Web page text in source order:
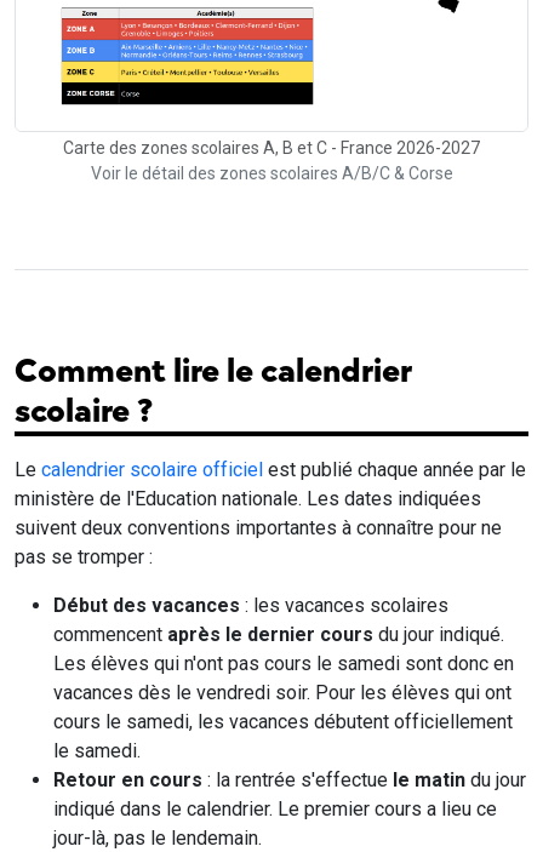
Carte des zones scolaires A, B et C - France 2026-2027
Voir le détail des zones scolaires A/B/C & Corse
Comment lire le calendrier
scolaire ?
Le calendrier scolaire officiel est publié chaque année par le
ministère de l'Education nationale. Les dates indiquées
suivent deux conventions importantes à connaître pour ne
pas se tromper :
Début des vacances : les vacances scolaires
commencent après le dernier cours du jour indiqué.
Les élèves qui n'ont pas cours le samedi sont donc en
vacances dès le vendredi soir. Pour les élèves qui ont
cours le samedi, les vacances débutent officiellement
le samedi.
Retour en cours : la rentrée s'effectue le matin du jour
indiqué dans le calendrier. Le premier cours a lieu ce
jour-là, pas le lendemain.